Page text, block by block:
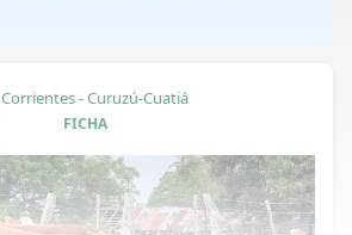
FICHA
Corrientes - Curuzú-Cuatiá